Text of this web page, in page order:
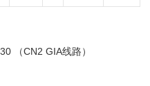
（CN2 GIA线路）